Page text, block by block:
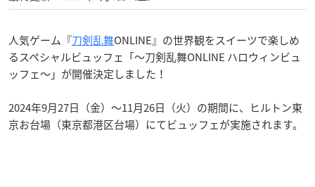
人気ゲーム『刀剣乱舞ONLINE』の世界観をスイーツで楽しめ
るスペシャルビュッフェ「～刀剣乱舞ONLINE ハロウィンビュ
ッフェ～」が開催決定しました！
2024年9月27日（金）～11月26日（火）の期間に、ヒルトン東
京お台場（東京都港区台場）にてビュッフェが実施されます。